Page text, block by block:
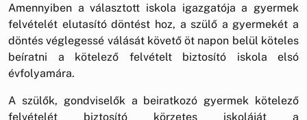
Amennyiben a választott iskola igazgatója a gyermek
felvételét elutasító döntést hoz, a szülő a gyermekét a
döntés véglegessé válását követő öt napon belül köteles
beíratni a kötelező felvételt biztosító iskola elsó
évfolyamára.
A szülők, gondviselők a beiratkozó gyermek kötelező
felvételét biztosító körzetes iskoláját a